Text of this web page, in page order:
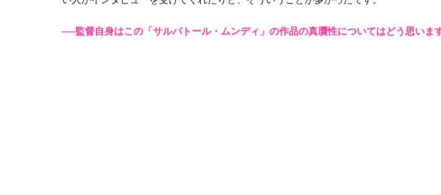
──監督自身はこの「サルバトール・ムンディ」の作品の真贋性についてはどう思いま